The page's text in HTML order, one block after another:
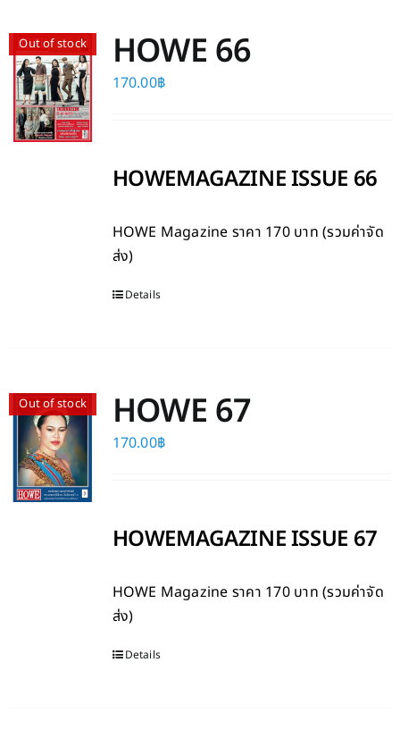
Out of stock HOWE 66
170.00฿
HOWEMAGAZINE ISSUE 66
HOWE Magazine ราคา 170 บาท (รวมค่าจัด
ส่ง)
Details
Out of stock HOWE 67
170.00฿
HOWEMAGAZINE ISSUE 67
HOWE Magazine ราคา 170 บาท (รวมค่าจัด
ส่ง)
Details